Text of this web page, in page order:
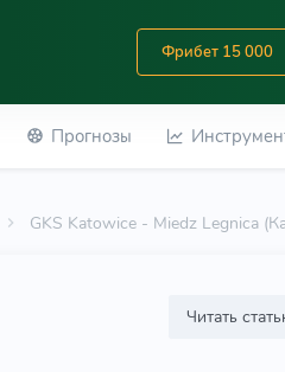
Фрибет 15 000
Прогнозы
GKS Katowice - Miedz Legnica
Читать